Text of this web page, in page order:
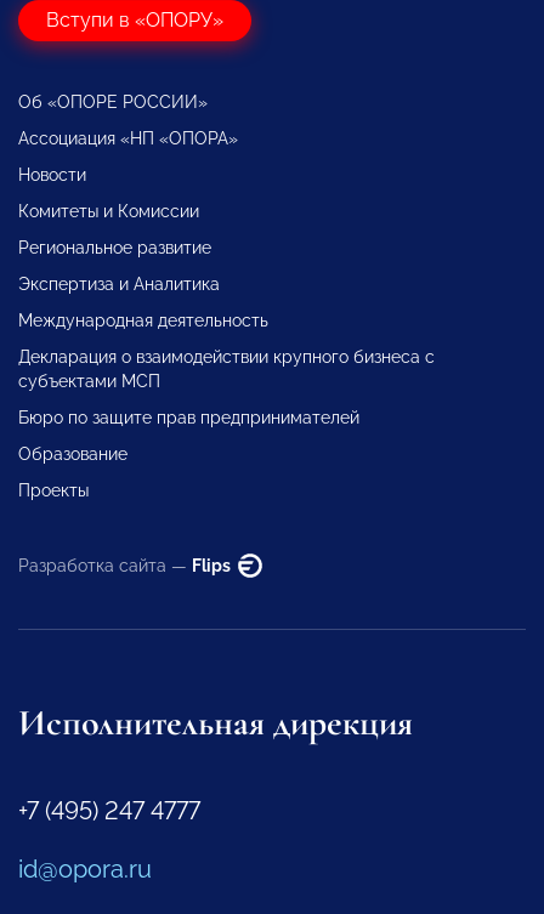
Вступи в «ОПОРУ»
Об «ОПОРЕ РОССИИ»
Ассоциация «НП «ОПОРА»
Новости
Комитеты и Комиссии
Региональное развитие
Экспертиза и Аналитика
Международная деятельность
Декларация о взаимодействии крупного бизнеса с
субъектами МСП
Бюро по защите прав предпринимателей
Образование
Проекты
Разработка сайта — Flips
Исполнительная дирекция
+7 (495) 247 4777
id@opora.ru